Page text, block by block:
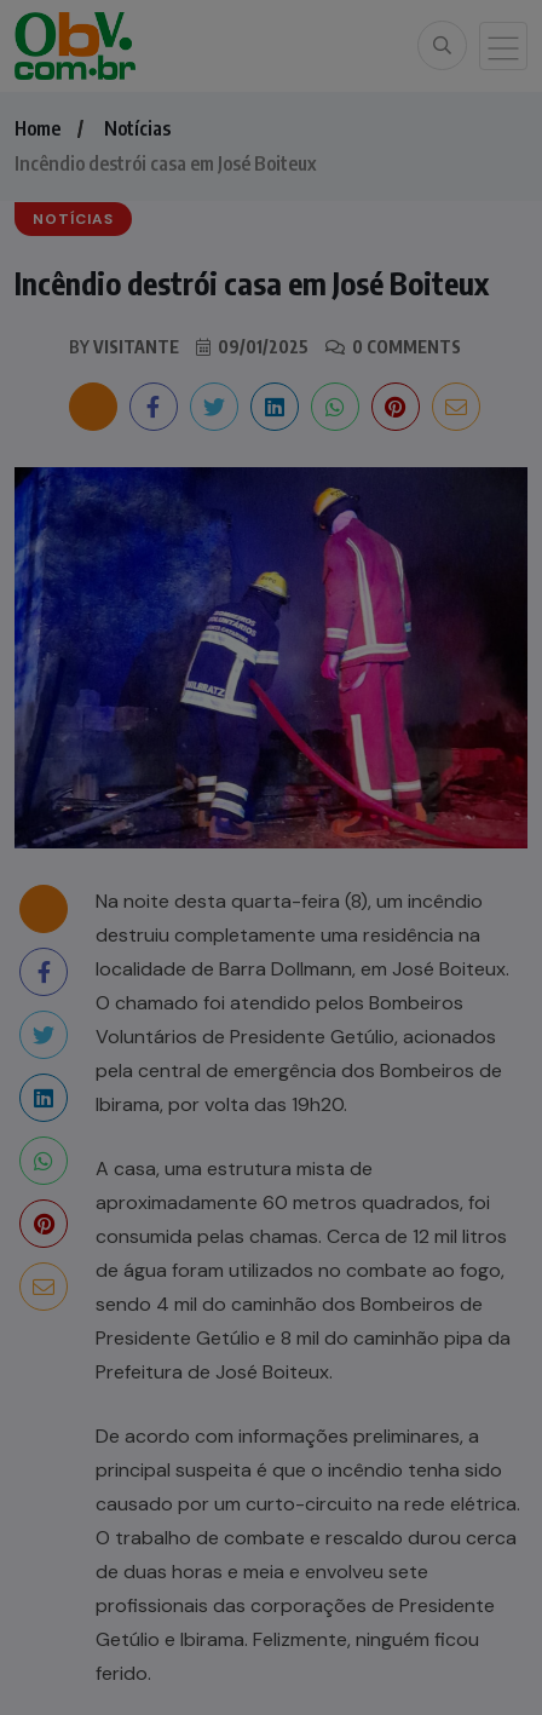
Home
Notícias
Incêndio destrói casa em José Boiteux
NOTÍCIAS
Incêndio destrói casa em José Boiteux
BYVISITANTE 09/01/2025 0 COMMENTS
Na noite desta quarta-feira (8), um incêndio
destruiu completamente uma residência na
localidade de Barra Dollmann, em José Boiteux.
O chamado foi atendido pelos Bombeiros
Voluntários de Presidente Getúlio, acionados
pela central de emergência dos Bombeiros de
Ibirama, por volta das 19h20.
A casa, uma estrutura mista de
aproximadamente 60 metros quadrados, foi
consumida pelas chamas. Cerca de 12 mil litros
de água foram utilizados no combate ao fogo,
sendo 4 mil do caminhão dos Bombeiros de
Presidente Getúlio e 8 mil do caminhão pipa da
Prefeitura de José Boiteux.
De acordo com informações preliminares, a
principal suspeita é que o incêndio tenha sido
causado por um curto-circuito na rede elétrica.
O trabalho de combate e rescaldo durou cerca
de duas horas e meia e envolveu sete
profissionais das corporações de Presidente
Getúlio e Ibirama. Felizmente, ninguém ficou
ferido.